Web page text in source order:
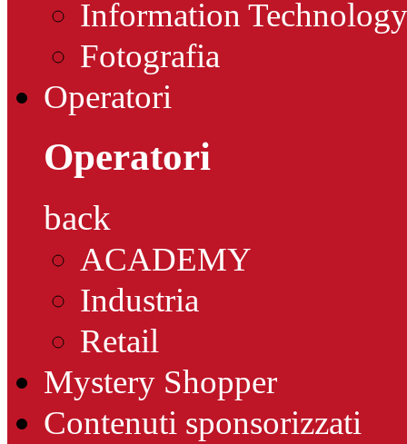
Information Technology
Fotografia
Operatori
Operatori
back
ACADEMY
Industria
Retail
Mystery Shopper
Contenuti sponsorizzati